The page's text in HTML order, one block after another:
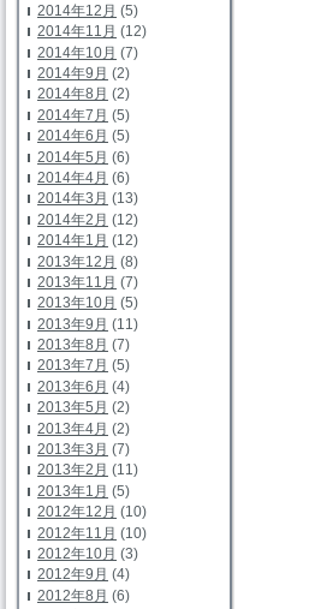
2014年12月 (5)
2014年11月 (12)
2014年10月 (7)
2014年9月 (2)
2014年8月 (2)
2014年7月 (5)
2014年6月 (5)
2014年5月 (6)
2014年4月 (6)
2014年3月 (13)
2014年2月 (12)
2014年1月 (12)
2013年12月 (8)
2013年11月 (7)
2013年10月 (5)
2013年9月 (11)
2013年8月 (7)
2013年7月 (5)
2013年6月 (4)
2013年5月 (2)
2013年4月 (2)
2013年3月 (7)
2013年2月 (11)
2013年1月 (5)
2012年12月 (10)
2012年11月 (10)
2012年10月 (3)
2012年9月 (4)
2012年8月 (6)